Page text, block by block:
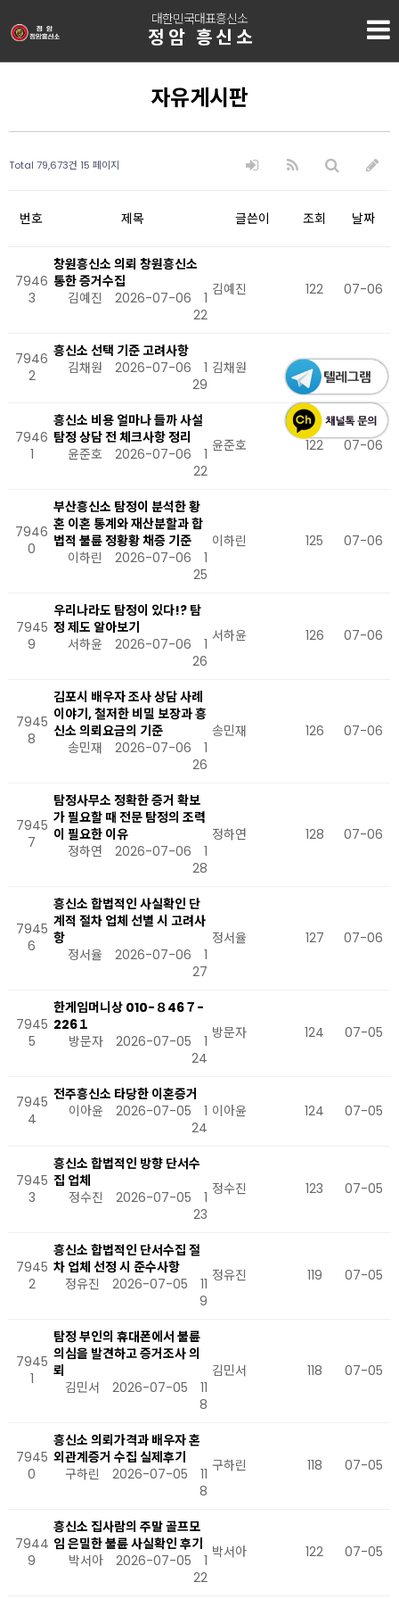
대한민국대표흥신소
정암 흥신소
자유게시판
Total 79,673건 15 페이지
번호 제목 글쓴이 조회 날짜
7946
3
창원흥신소 의뢰 창원흥신소
통한 증거수집
김예진
2026-07-06
1
22
김예진 122 07-06
7946
2
흥신소 선택 기준 고려사항
김채원
2026-07-06
1
29
김채원 129 07-06
7946
1
흥신소 비용 얼마나 들까 사설
탐정 상담 전 체크사항 정리
윤준호
2026-07-06
1
22
윤준호 122 07-06
7946
0
부산흥신소 탐정이 분석한 황
혼 이혼 통계와 재산분할과 합
법적 불륜 정황황 채증 기준
이하린
2026-07-06
1
25
이하린 125 07-06
7945
9
우리나라도 탐정이 있다!? 탐
정 제도 알아보기
서하윤
2026-07-06
1
26
서하윤 126 07-06
7945
8
김포시 배우자 조사 상담 사례
이야기, 철저한 비밀 보장과 흥
신소 의뢰요금의 기준
송민재
2026-07-06
1
26
송민재 126 07-06
7945
7
탐정사무소 정확한 증거 확보
가 필요할 때 전문 탐정의 조력
이 필요한 이유
정하연
2026-07-06
1
28
정하연 128 07-06
7945
6
흥신소 합법적인 사실확인 단
계적 절차 업체 선별 시 고려사
항
정서율
2026-07-06
1
27
정서율 127 07-06
7945
5
한게임머니상 010-８46７-
226１
방문자
2026-07-05
1
24
방문자 124 07-05
7945
4
전주흥신소 타당한 이혼증거
이아윤
2026-07-05
1
24
이아윤 124 07-05
7945
3
흥신소 합법적인 방향 단서수
집 업체
정수진
2026-07-05
1
23
정수진 123 07-05
7945
2
흥신소 합법적인 단서수집 절
차 업체 선정 시 준수사항
정유진
2026-07-05
11
9
정유진 119 07-05
7945
1
탐정 부인의 휴대폰에서 불륜
의심을 발견하고 증거조사 의
뢰
김민서
2026-07-05
11
8
김민서 118 07-05
7945
0
흥신소 의뢰가격과 배우자 혼
외관계증거 수집 실제후기
구하린
2026-07-05
11
8
구하린 118 07-05
7944
9
흥신소 집사람의 주말 골프모
임 은밀한 불륜 사실확인 후기
박서아
2026-07-05
1
22
박서아 122 07-05